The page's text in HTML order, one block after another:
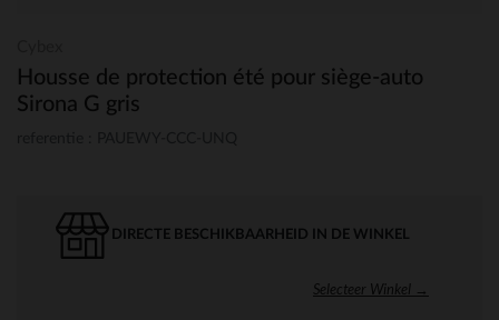
Housse de protection été pour siège-auto
Sirona G gris
DIRECTE BESCHIKBAARHEID IN DE WINKEL
Selecteer Winkel →